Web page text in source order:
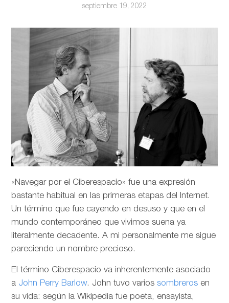
septiembre 19, 2022
«Navegar por el Ciberespacio» fue una expresión
bastante habitual en las primeras etapas del Internet.
Un término que fue cayendo en desuso y que en el
mundo contemporáneo que vivimos suena ya
literalmente decadente. A mi personalmente me sigue
pareciendo un nombre precioso.
El término Ciberespacio va inherentemente asociado
a John Perry Barlow. John tuvo variossombreros en
su vida: según la Wikipedia fue poeta, ensayista,